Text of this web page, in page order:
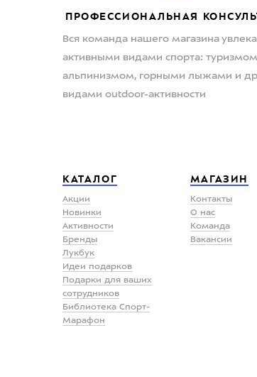
ПРОФЕССИОНАЛЬНАЯ
Вся команда нашего магазина
активными видами спорта:
альпинизмом, горными лыжами и
видами outdoor-активности
КАТАЛОГ
Акции
Новинки
Активности
Бренды
Лукбук
Идеи подарков
Подарки для ваших
сотрудников
Библиотека Спорт-
Марафон
МАГАЗИН
Контакты
О нас
Команда
Вакансии